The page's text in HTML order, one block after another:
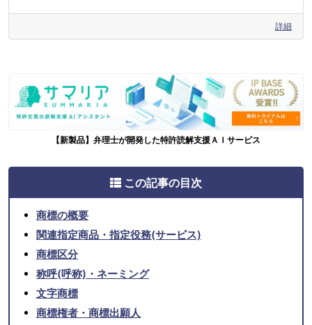
詳細
【新製品】弁理士が開発した特許読解支援ＡＩサービス
この記事の目次
商標の概要
関連指定商品・指定役務(サービス)
商標区分
称呼(呼称)・ネーミング
文字商標
商標権者・商標出願人